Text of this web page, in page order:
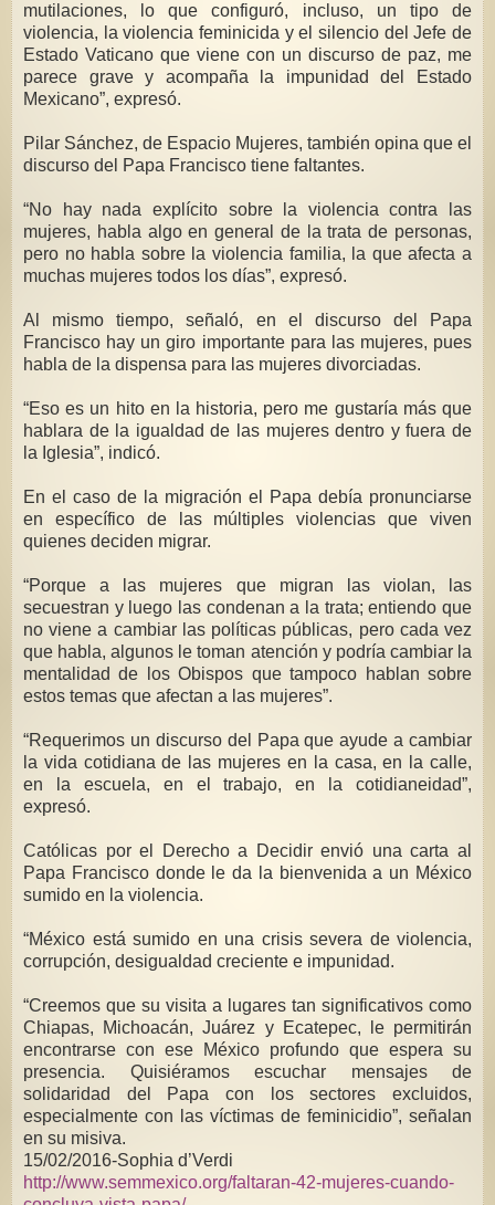
mutilaciones, lo que configuró, incluso, un tipo de
violencia, la violencia feminicida y el silencio del Jefe de
Estado Vaticano que viene con un discurso de paz, me
parece grave y acompaña la impunidad del Estado
Mexicano”, expresó.
Pilar Sánchez, de Espacio Mujeres, también opina que el
discurso del Papa Francisco tiene faltantes.
“No hay nada explícito sobre la violencia contra las
mujeres, habla algo en general de la trata de personas,
pero no habla sobre la violencia familia, la que afecta a
muchas mujeres todos los días”, expresó.
Al mismo tiempo, señaló, en el discurso del Papa
Francisco hay un giro importante para las mujeres, pues
habla de la dispensa para las mujeres divorciadas.
“Eso es un hito en la historia, pero me gustaría más que
hablara de la igualdad de las mujeres dentro y fuera de
la Iglesia”, indicó.
En el caso de la migración el Papa debía pronunciarse
en específico de las múltiples violencias que viven
quienes deciden migrar.
“Porque a las mujeres que migran las violan, las
secuestran y luego las condenan a la trata; entiendo que
no viene a cambiar las políticas públicas, pero cada vez
que habla, algunos le toman atención y podría cambiar la
mentalidad de los Obispos que tampoco hablan sobre
estos temas que afectan a las mujeres”.
“Requerimos un discurso del Papa que ayude a cambiar
la vida cotidiana de las mujeres en la casa, en la calle,
en la escuela, en el trabajo, en la cotidianeidad”,
expresó.
Católicas por el Derecho a Decidir envió una carta al
Papa Francisco donde le da la bienvenida a un México
sumido en la violencia.
“México está sumido en una crisis severa de violencia,
corrupción, desigualdad creciente e impunidad.
“Creemos que su visita a lugares tan significativos como
Chiapas, Michoacán, Juárez y Ecatepec, le permitirán
encontrarse con ese México profundo que espera su
presencia. Quisiéramos escuchar mensajes de
solidaridad del Papa con los sectores excluidos,
especialmente con las víctimas de feminicidio”, señalan
en su misiva.
15/02/2016-Sophia d’Verdi
http://www.semmexico.org/faltaran-42-mujeres-cuando-